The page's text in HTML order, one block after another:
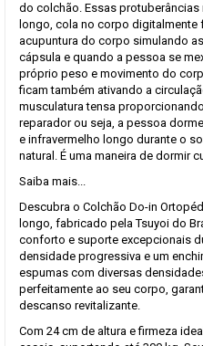
do colchão. Essas
longo, cola no corpo
acupuntura do corpo simulando
cápsula e quando a pessoa se
próprio peso e movimento do
ficam também ativando a
musculatura tensa
reparador ou seja, a pessoa
e infravermelho longo durante o
natural. É uma maneira de dormir
Saiba mais...
Descubra o Colchão Do-in
longo, fabricado pela Tsuyoi do
conforto e suporte excepcionais
densidade progressiva e um
espumas com diversas
perfeitamente ao seu corpo,
descanso revitalizante.
Com 24 cm de altura e firmeza